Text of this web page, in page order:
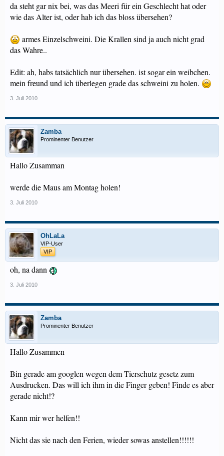
da steht gar nix bei, was das Meeri für ein Geschlecht hat oder
wie das Alter ist, oder hab ich das bloss übersehen?
armes Einzelschweini. Die Krallen sind ja auch nicht grad
das Wahre..
Edit: ah, habs tatsächlich nur übersehen. ist sogar ein weibchen.
mein freund und ich überlegen grade das schweini zu holen.
3. Juli 2010
Zamba
Prominenter Benutzer
Hallo Zusamman
werde die Maus am Montag holen!
3. Juli 2010
OhLaLa
VIP-User
VIP
oh, na dann
3. Juli 2010
Zamba
Prominenter Benutzer
Hallo Zusammen
Bin gerade am googlen wegen dem Tierschutz gesetz zum
Ausdrucken. Das will ich ihm in die Finger geben! Finde es aber
gerade nicht!?
Kann mir wer helfen!!
Nicht das sie nach den Ferien, wieder sowas anstellen!!!!!!